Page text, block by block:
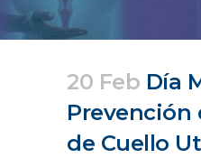
20 Feb Día
Prevención
de Cuello